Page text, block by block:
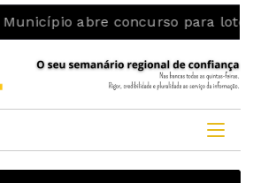
abre concurso para lotes